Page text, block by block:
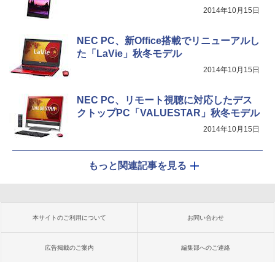
2014年10月15日
NEC PC、新Office搭載でリニューアルし
た「LaVie」秋冬モデル
2014年10月15日
NEC PC、リモート視聴に対応したデス
クトップPC「VALUESTAR」秋冬モデル
2014年10月15日
もっと関連記事を見る
本サイトのご利用について お問い合わせ
広告掲載のご案内 編集部へのご連絡